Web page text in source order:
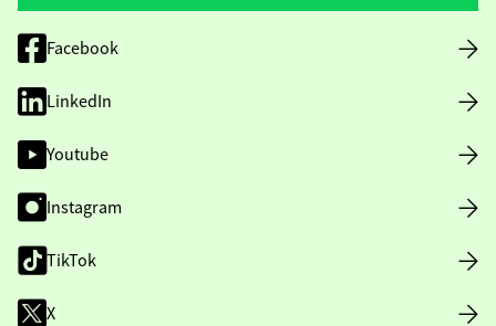
Facebook
LinkedIn
Youtube
Instagram
TikTok
X